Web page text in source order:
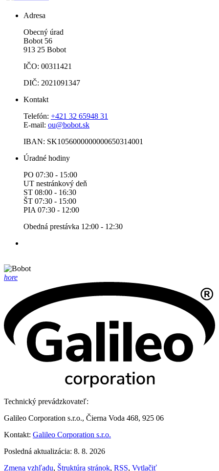
Adresa
Obecný úrad
Bobot 56
913 25 Bobot
IČO: 00311421
DIČ: 2021091347
Kontakt
Telefón: +421 32 65948 31
E-mail: ou@bobot.sk
IBAN: SK1056000000000650314001
Úradné hodiny
PO 07:30 - 15:00
UT nestránkový deň
ST 08:00 - 16:30
ŠT 07:30 - 15:00
PIA 07:30 - 12:00
Obedná prestávka 12:00 - 12:30
hore
Technický prevádzkovateľ:
Galileo Corporation s.r.o., Čierna Voda 468, 925 06
Kontakt: Galileo Corporation s.r.o.
Posledná aktualizácia: 8. 8. 2026
Zmena vzhľadu, Štruktúra stránok, RSS, Vytlačiť